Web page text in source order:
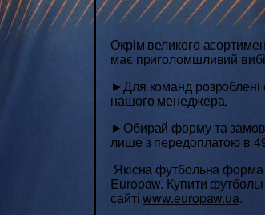
Окрім великого
має приголомшливий
►Для команд розроблені
нашого менеджера.
►Обирай форму та
лише з передоплатою в
Якісна футбольна
Europaw. Купити
сайтіwww.europaw.ua.